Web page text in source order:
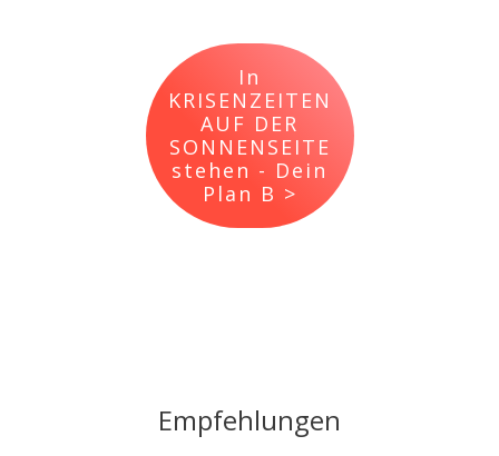
In
KRISENZEITEN
AUF DER
SONNENSEITE
stehen - Dein
Plan B >
Empfehlungen